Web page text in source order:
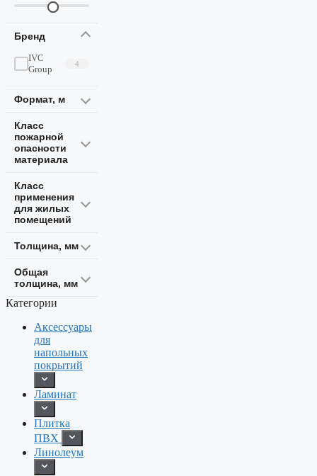
Бренд
IVC
Group
4
Формат, м
Класс
пожарной
опасности
материала
Класс
применения
для жилых
помещений
Толщина, мм
Общая
толщина, мм
Категории
Аксессуары
для
напольных
покрытий
Ламинат
Плитка
ПВХ
Линолеум